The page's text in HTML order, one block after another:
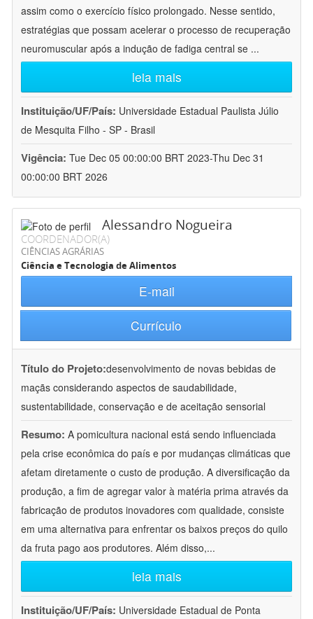
assim como o exercício físico prolongado. Nesse sentido,
estratégias que possam acelerar o processo de recuperação
neuromuscular após a indução de fadiga central se ...
leia mais
Instituição/UF/País: Universidade Estadual Paulista Júlio
de Mesquita Filho - SP - Brasil
Vigência: Tue Dec 05 00:00:00 BRT 2023-Thu Dec 31
00:00:00 BRT 2026
Alessandro Nogueira
COORDENADOR(A)
CIÊNCIAS AGRÁRIAS
Ciência e Tecnologia de Alimentos
E-mail
Currículo
Título do Projeto:desenvolvimento de novas bebidas de
maçãs considerando aspectos de saudabilidade,
sustentabilidade, conservação e de aceitação sensorial
Resumo: A pomicultura nacional está sendo influenciada
pela crise econômica do país e por mudanças climáticas que
afetam diretamente o custo de produção. A diversificação da
produção, a fim de agregar valor à matéria prima através da
fabricação de produtos inovadores com qualidade, consiste
em uma alternativa para enfrentar os baixos preços do quilo
da fruta pago aos produtores. Além disso,...
leia mais
Instituição/UF/País: Universidade Estadual de Ponta